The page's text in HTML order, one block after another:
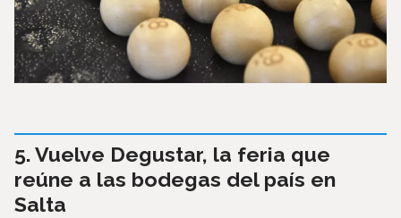
Vuelve Degustar, la feria que
reúne a las bodegas del país en
Salta